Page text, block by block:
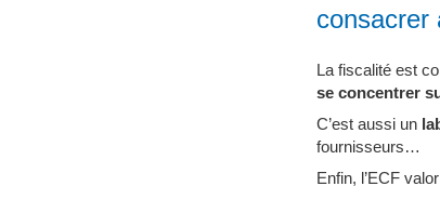
consacrer
La fiscalité est
se concentrer
C’est aussi un
fournisseurs…
Enfin, l’ECF